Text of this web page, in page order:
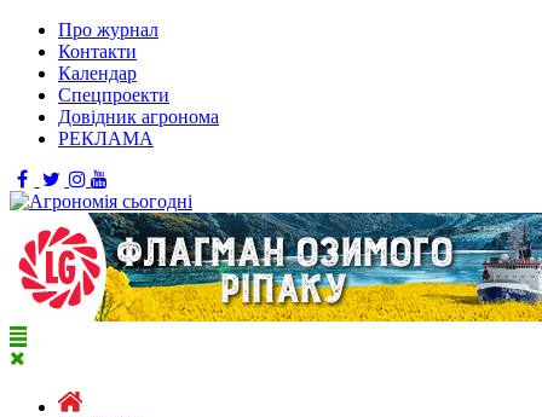
Про журнал
Контакти
Календар
Спецпроекти
Довідник агронома
РЕКЛАМА